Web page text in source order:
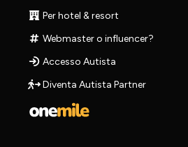
Per hotel & resort
Webmaster o influencer?
Accesso Autista
Diventa Autista Partner